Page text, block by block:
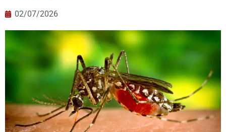
02/07/2026